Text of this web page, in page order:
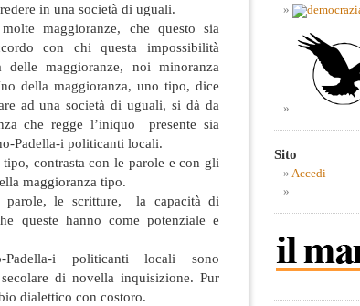
in una società di uguali.
maggioranze, che questo sia
con chi questa impossibilità
maggioranze, noi minoranza
della maggioranza, uno tipo, dice
ad una società di uguali, si dà da
che regge l’iniquo presente sia
Padella-i politicanti locali.
contrasta con le parole e con gli
maggioranza tipo.
le scritture, la capacità di
queste hanno come potenziale e
i politicanti locali sono
di novella inquisizione. Pur
dialettico con costoro.
Sito
Accedi